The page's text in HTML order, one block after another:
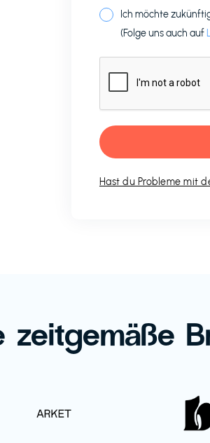
Ich möchte
(Folge uns auch auf
Hast du Probleme mit
zeitgemäße